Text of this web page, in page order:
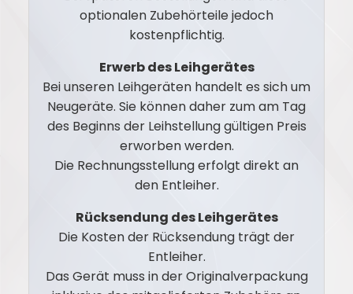
optionalen Zubehörteile jedoch
kostenpflichtig.
Erwerb des Leihgerätes
Bei unseren Leihgeräten handelt es sich um
Neugeräte. Sie können daher zum am Tag
des Beginns der Leihstellung gültigen Preis
erworben werden.
Die Rechnungsstellung erfolgt direkt an
den Entleiher.
Rücksendung des Leihgerätes
Die Kosten der Rücksendung trägt der
Entleiher.
Das Gerät muss in der Originalverpackung